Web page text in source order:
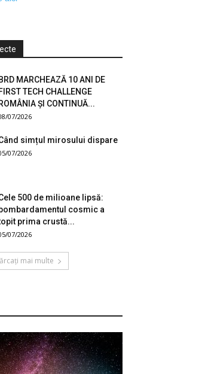
BRD MARCHEAZĂ 10 ANI DE
FIRST TECH CHALLENGE
ROMÂNIA ȘI CONTINUĂ...
07/2026
simțul mirosului dispare
07/2026
500 de milioane lipsă:
bombardamentul cosmic a
prima crustă...
07/2026
mai multe